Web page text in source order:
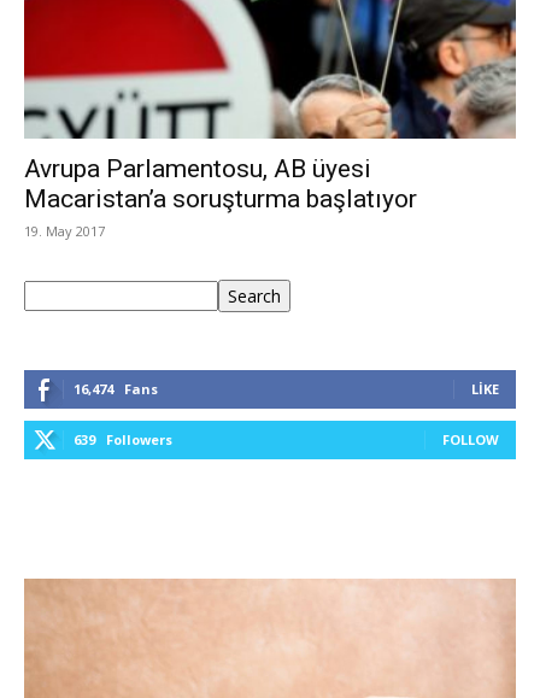
Avrupa Parlamentosu, AB üyesi
Macaristan’a soruşturma başlatıyor
19. May 2017
Search
16,474 Fans LIKE
639 Followers FOLLOW